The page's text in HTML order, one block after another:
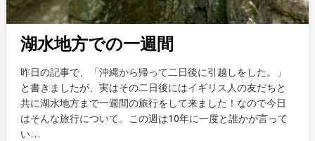
湖水地方での一週間
昨日の記事で、「沖縄から帰って二日後に引越しをした。」
と書きましたが、実はその二日後にはイギリス人の友だちと
共に湖水地方まで一週間の旅行をして来ました！なので今日
はそんな旅行について。この週は10年に一度と誰かが言って
い…